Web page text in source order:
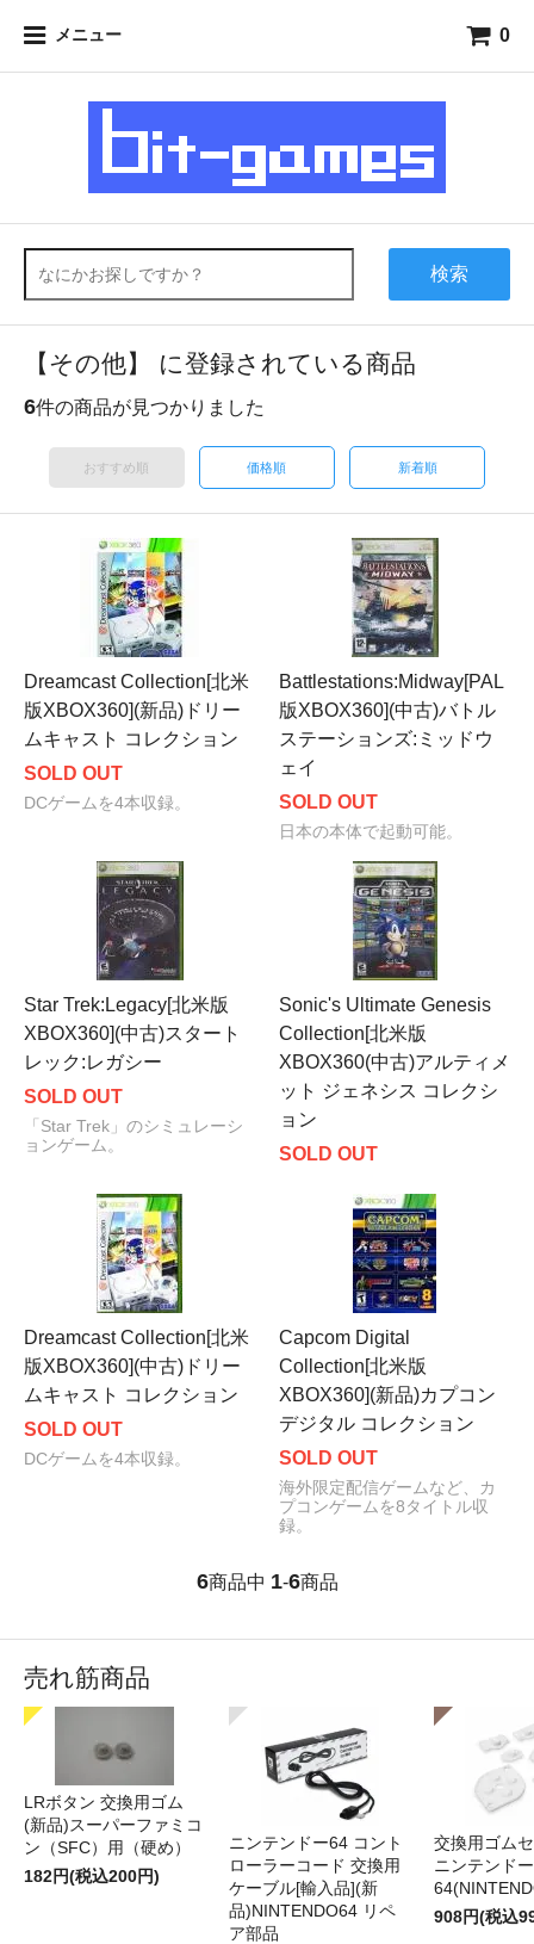
メニュー 0
検索
【その他】 に登録されている商品
6件の商品が見つかりました
おすすめ順 価格順 新着順
Dreamcast Collection[北米
版XBOX360](新品)ドリー
ムキャスト コレクション
SOLD OUT
DCゲームを4本収録。
Battlestations:Midway[PAL
版XBOX360](中古)バトル
ステーションズ:ミッドウ
ェイ
SOLD OUT
日本の本体で起動可能。
Star Trek:Legacy[北米版
XBOX360](中古)スタート
レック:レガシー
SOLD OUT
「Star Trek」のシミュレーシ
ョンゲーム。
Sonic's Ultimate Genesis
Collection[北米版
XBOX360(中古)アルティメ
ット ジェネシス コレクシ
ョン
SOLD OUT
Dreamcast Collection[北米
版XBOX360](中古)ドリー
ムキャスト コレクション
SOLD OUT
DCゲームを4本収録。
Capcom Digital
Collection[北米版
XBOX360](新品)カプコン
デジタル コレクション
SOLD OUT
海外限定配信ゲームなど、カ
プコンゲームを8タイトル収
録。
6商品中 1-6商品
売れ筋商品
LRボタン 交換用ゴム
(新品)スーパーファミコ
ン（SFC）用（硬め）
182円(税込200円)
ニンテンドー64 コント
ローラーコード 交換用
ケーブル[輸入品](新
品)NINTENDO64 リペ
ア部品
交換用ゴム
ニンテンドー
908円(税込